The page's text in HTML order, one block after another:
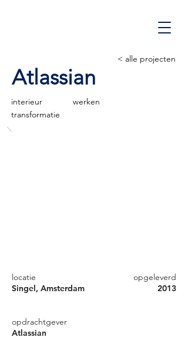
< alle projecten
Atlassian
interieur
werken
transformatie
locatie
Singel, Amsterdam
opdrachtgever
Atlassian
opgeleverd
2013